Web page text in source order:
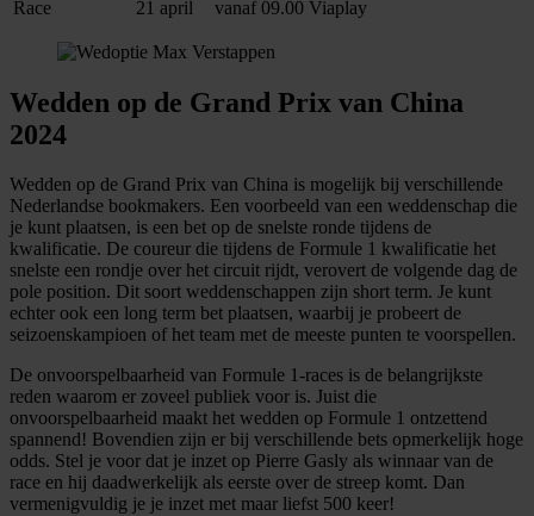
Race
21 april vanaf 09.00 Viaplay
Wedden op de Grand Prix van China
2024
Wedden op de Grand Prix van China is mogelijk bij verschillende
Nederlandse bookmakers. Een voorbeeld van een weddenschap die
je kunt plaatsen, is een bet op de snelste ronde tijdens de
kwalificatie. De coureur die tijdens de Formule 1 kwalificatie het
snelste een rondje over het circuit rijdt, verovert de volgende dag de
pole position. Dit soort weddenschappen zijn short term. Je kunt
echter ook een long term bet plaatsen, waarbij je probeert de
seizoenskampioen of het team met de meeste punten te voorspellen.
De onvoorspelbaarheid van Formule 1-races is de belangrijkste
reden waarom er zoveel publiek voor is. Juist die
onvoorspelbaarheid maakt het wedden op Formule 1 ontzettend
spannend! Bovendien zijn er bij verschillende bets opmerkelijk hoge
odds. Stel je voor dat je inzet op Pierre Gasly als winnaar van de
race en hij daadwerkelijk als eerste over de streep komt. Dan
vermenigvuldig je je inzet met maar liefst 500 keer!